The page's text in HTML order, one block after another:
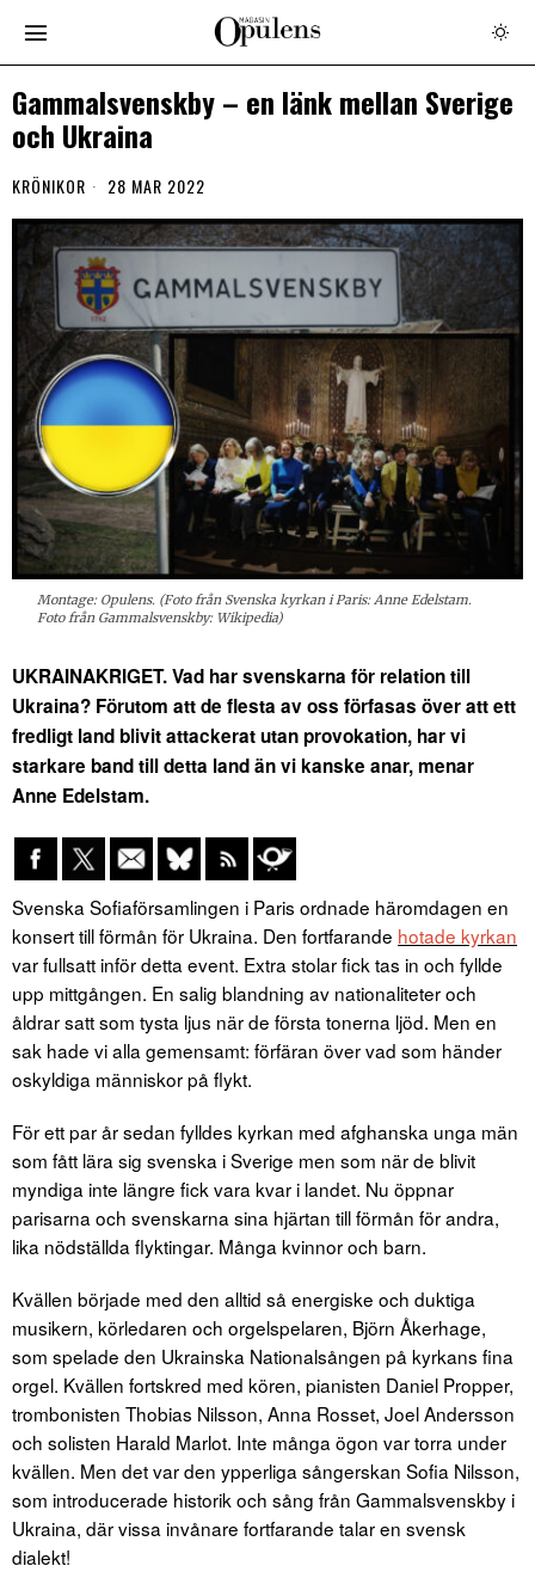
Gammalsvenskby – en länk mellan Sverige
och Ukraina
KRÖNIKOR 28 MAR 2022
Montage: Opulens. (Foto från Svenska kyrkan i Paris: Anne Edelstam.
Foto från Gammalsvenskby: Wikipedia)
UKRAINAKRIGET. Vad har svenskarna för relation till
Ukraina? Förutom att de flesta av oss förfasas över att ett
fredligt land blivit attackerat utan provokation, har vi
starkare band till detta land än vi kanske anar, menar
Anne Edelstam.
Svenska Sofiaförsamlingen i Paris ordnade häromdagen en
konsert till förmån för Ukraina. Den fortfarande hotade kyrkan
var fullsatt inför detta event. Extra stolar fick tas in och fyllde
upp mittgången. En salig blandning av nationaliteter och
åldrar satt som tysta ljus när de första tonerna ljöd. Men en
sak hade vi alla gemensamt: förfäran över vad som händer
oskyldiga människor på flykt.
För ett par år sedan fylldes kyrkan med afghanska unga män
som fått lära sig svenska i Sverige men som när de blivit
myndiga inte längre fick vara kvar i landet. Nu öppnar
parisarna och svenskarna sina hjärtan till förmån för andra,
lika nödställda flyktingar. Många kvinnor och barn.
Kvällen började med den alltid så energiske och duktiga
musikern, körledaren och orgelspelaren, Björn Åkerhage,
som spelade den Ukrainska Nationalsången på kyrkans fina
orgel. Kvällen fortskred med kören, pianisten Daniel Propper,
trombonisten Thobias Nilsson, Anna Rosset, Joel Andersson
och solisten Harald Marlot. Inte många ögon var torra under
kvällen. Men det var den ypperliga sångerskan Sofia Nilsson,
som introducerade historik och sång från Gammalsvenskby i
Ukraina, där vissa invånare fortfarande talar en svensk
dialekt!